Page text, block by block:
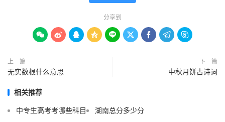
分享到
        
上一篇
无实数根什么意思
下一篇
中秋月饼古诗词
相关推荐
中专生高考考哪些科目
湖南总分多少分